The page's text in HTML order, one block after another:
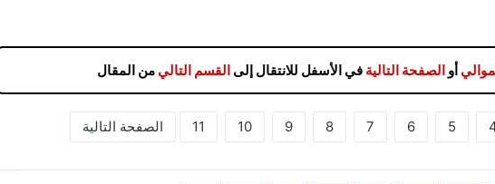
أو الصفحة التالية في الأسفل للانتقال إلى القسم التالي من المقال
5
6
7
8
9
10
11 الصفحة التالية